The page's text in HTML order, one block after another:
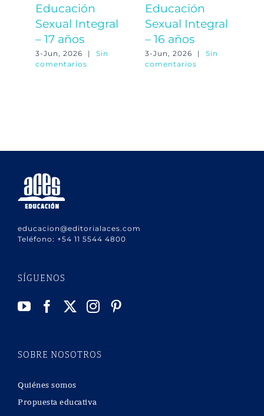
Educación
Sexual Integral
– 17 años
3-Jun, 2026 |
Sin
comentarios
Educación
Sexual Integral
– 16 años
3-Jun, 2026 |
Sin
comentarios
educacion@editorialaces.com
Teléfono: +54 11 5544 4800
SÍGUENOS
SOBRE NOSOTROS
Quiénes somos
Propuesta educativa